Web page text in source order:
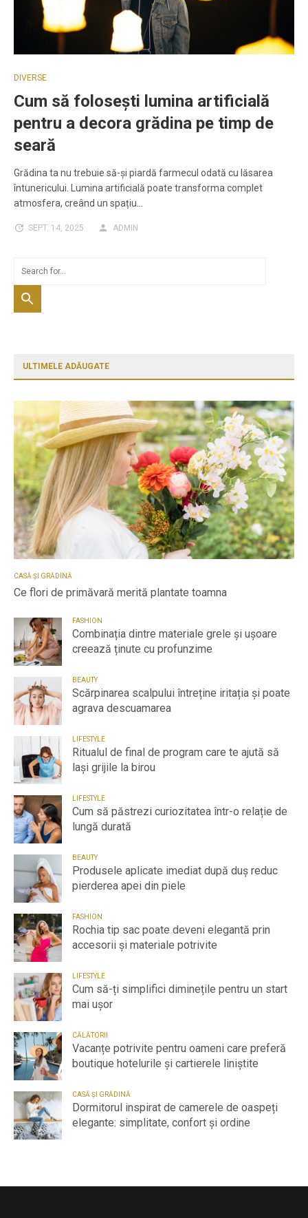
DIVERSE
Cum să folosești lumina artificială
pentru a decora grădina pe timp de
seară
Grădina ta nu trebuie să-și piardă farmecul odată cu lăsarea
întunericului. Lumina artificială poate transforma complet
atmosfera, creând un spațiu…
SEPT. 14, 2025 ADMIN
ULTIMELE ADĂUGATE
CASĂ ȘI GRĂDINĂ
Ce flori de primăvară merită plantate toamna
FASHION
Combinația dintre materiale grele și ușoare
creează ținute cu profunzime
BEAUTY
Scărpinarea scalpului întreține iritația și poate
agrava descuamarea
LIFESTYLE
Ritualul de final de program care te ajută să
lași grijile la birou
LIFESTYLE
Cum să păstrezi curiozitatea într-o relație de
lungă durată
BEAUTY
Produsele aplicate imediat după duș reduc
pierderea apei din piele
FASHION
Rochia tip sac poate deveni elegantă prin
accesorii și materiale potrivite
LIFESTYLE
Cum să-ți simplifici diminețile pentru un start
mai ușor
CĂLĂTORII
Vacanțe potrivite pentru oameni care preferă
boutique hotelurile și cartierele liniștite
CASĂ ȘI GRĂDINĂ
Dormitorul inspirat de camerele de oaspeți
elegante: simplitate, confort și ordine